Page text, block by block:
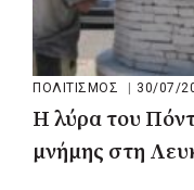
ΠΟΛΙΤΙΣΜΟΣ 30/07/
Η λύρα του
μνήμης στη